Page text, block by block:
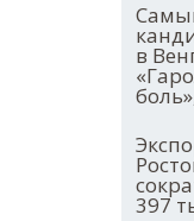
в
397